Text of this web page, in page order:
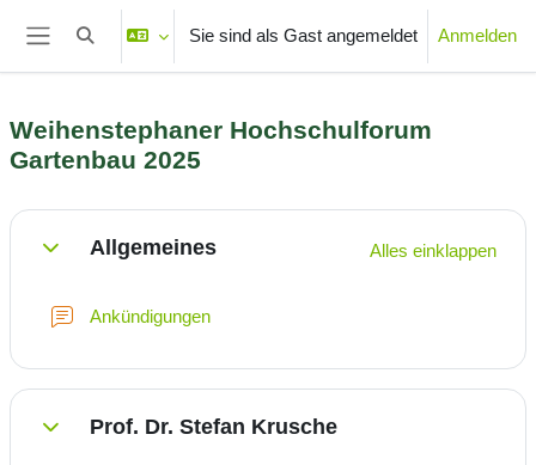
Zum Hauptinhalt
Website-Übersicht
Sucheingabe umschalten
Sie sind als Gast angemeldet Anmelden
Weihenstephaner Hochschulforum
Gartenbau 2025
Abschnittsübersicht
EinklappenAllgemeines Alles einklappen
Ankündigungen
EinklappenProf. Dr. Stefan Krusche